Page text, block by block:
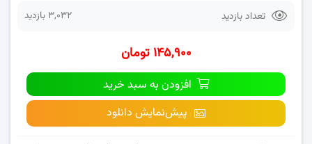
تعداد بازدید 3,032 بازدید
۱۴۵,۹۰۰ تومان
افزودن به سبد خرید
پیش‌نمایش دانلود